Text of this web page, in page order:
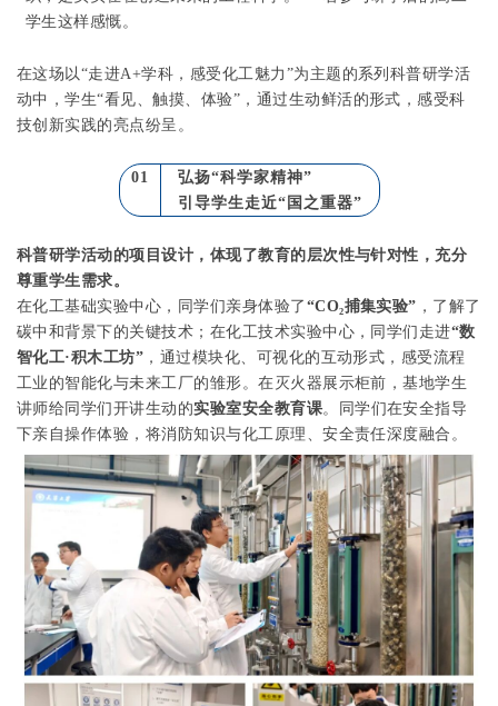
学生这样感慨。
在这场以“走进A+学科，感受化工魅力 ”为主题的系列科普研学活
动中，学生“看见、触摸、体验” ，通过生动鲜活的形式，感受科
技创新实践的亮点纷呈。
01
弘扬“科学家精神”
引导学生走近“国之重器”
科普研学活动的项目设计，体现了教育的层次性与针对性，充分
尊重学生需求。
在化工基础实验中心，同学们亲身体验了 “CO₂捕集实验” ，了解了
碳中和背景下的关键技术；在化工技术实验中心，同学们走进“数
智化工·积木工坊” ，通过模块化、可视化的互动形式，感受流程
工业的智能化与未来工厂的雏形。在灭火器展示柜前，基地学生
讲师给同学们 开讲生动的实验室安全教育课。同学们在安全指导
下亲自操作体验，将消防知识与化工原理、安全责任深度融合。